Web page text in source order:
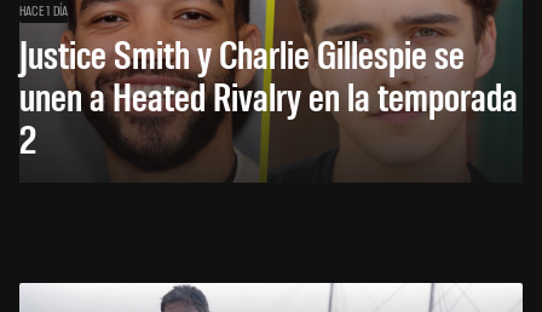
HACE 1 DÍA
Justice Smith y Charlie Gillespie se
unen a Heated Rivalry en la temporada
2